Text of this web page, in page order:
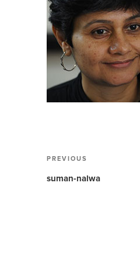
Post
Previous
Post
PREVIOUS
suman-nalwa